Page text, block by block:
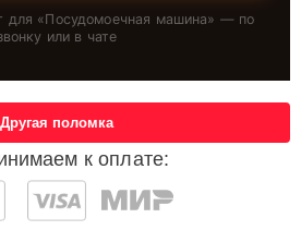
для «Посудомоечная машина» — по
или в чате
к оплате:
Другая поломка